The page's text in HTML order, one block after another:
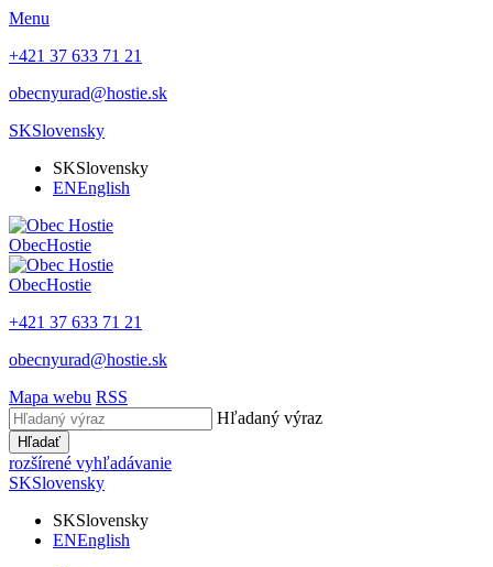
Menu
+421 37 633 71 21
obecnyurad@hostie.sk
SKSlovensky
SKSlovensky
ENEnglish
ObecHostie
ObecHostie
+421 37 633 71 21
obecnyurad@hostie.sk
Mapa webu RSS
Hľadaný výraz
Hľadať
rozšírené vyhľadávanie
SKSlovensky
SKSlovensky
ENEnglish